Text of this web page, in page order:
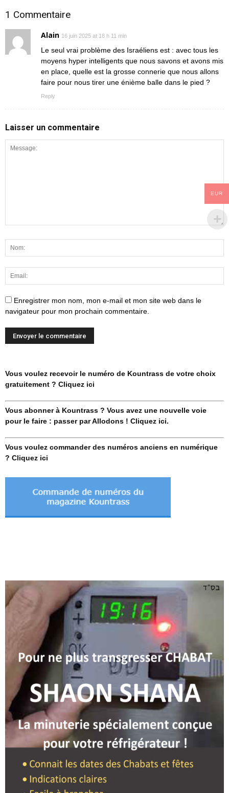
1 Commentaire
Alain 16 juin 2025 at 18 h 11 min
Le seul vrai problème des Israéliens est : avec tous les
moyens hyper intelligents que nous savons et avons mis
en place, quelle est la grosse connerie que nous allons
faire pour nous tirer une énième balle dans le pied ?
Reply
Laisser un commentaire
Enregistrer mon nom, mon e-mail et mon site web dans le
navigateur pour mon prochain commentaire.
Vous voulez recevoir le numéro de Kountrass de votre choix
gratuitement ? Cliquez ici
Vous abonner à Kountrass ? Vous avez une nouvelle voie
pour le faire : passer par Allodons ! Cliquez ici.
Vous voulez commander des numéros anciens en numérique
? Cliquez ici
EUR